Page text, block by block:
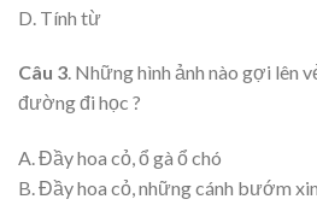
D. Tính từ
Câu 3. Những hình ảnh nào gợi lên
đường đi học ?
A. Đầy hoa cỏ, ổ gà ổ chó
B. Đầy hoa cỏ, những cánh bướm